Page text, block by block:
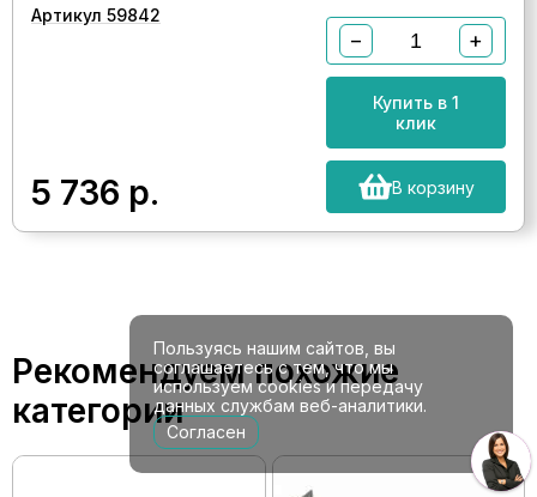
Артикул 59842
5 736 р.
− +
Купить в 1
клик
В корзину
Рекомендуем похожие
категории
Пользуясь нашим сайтов, вы
соглашаетесь с тем, что мы
используем cookies и передачу
данных службам веб-аналитики.
Согласен